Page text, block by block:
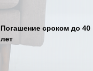
Погашение сроком до 40
лет